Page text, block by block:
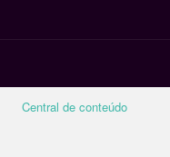
Central de conteúdo